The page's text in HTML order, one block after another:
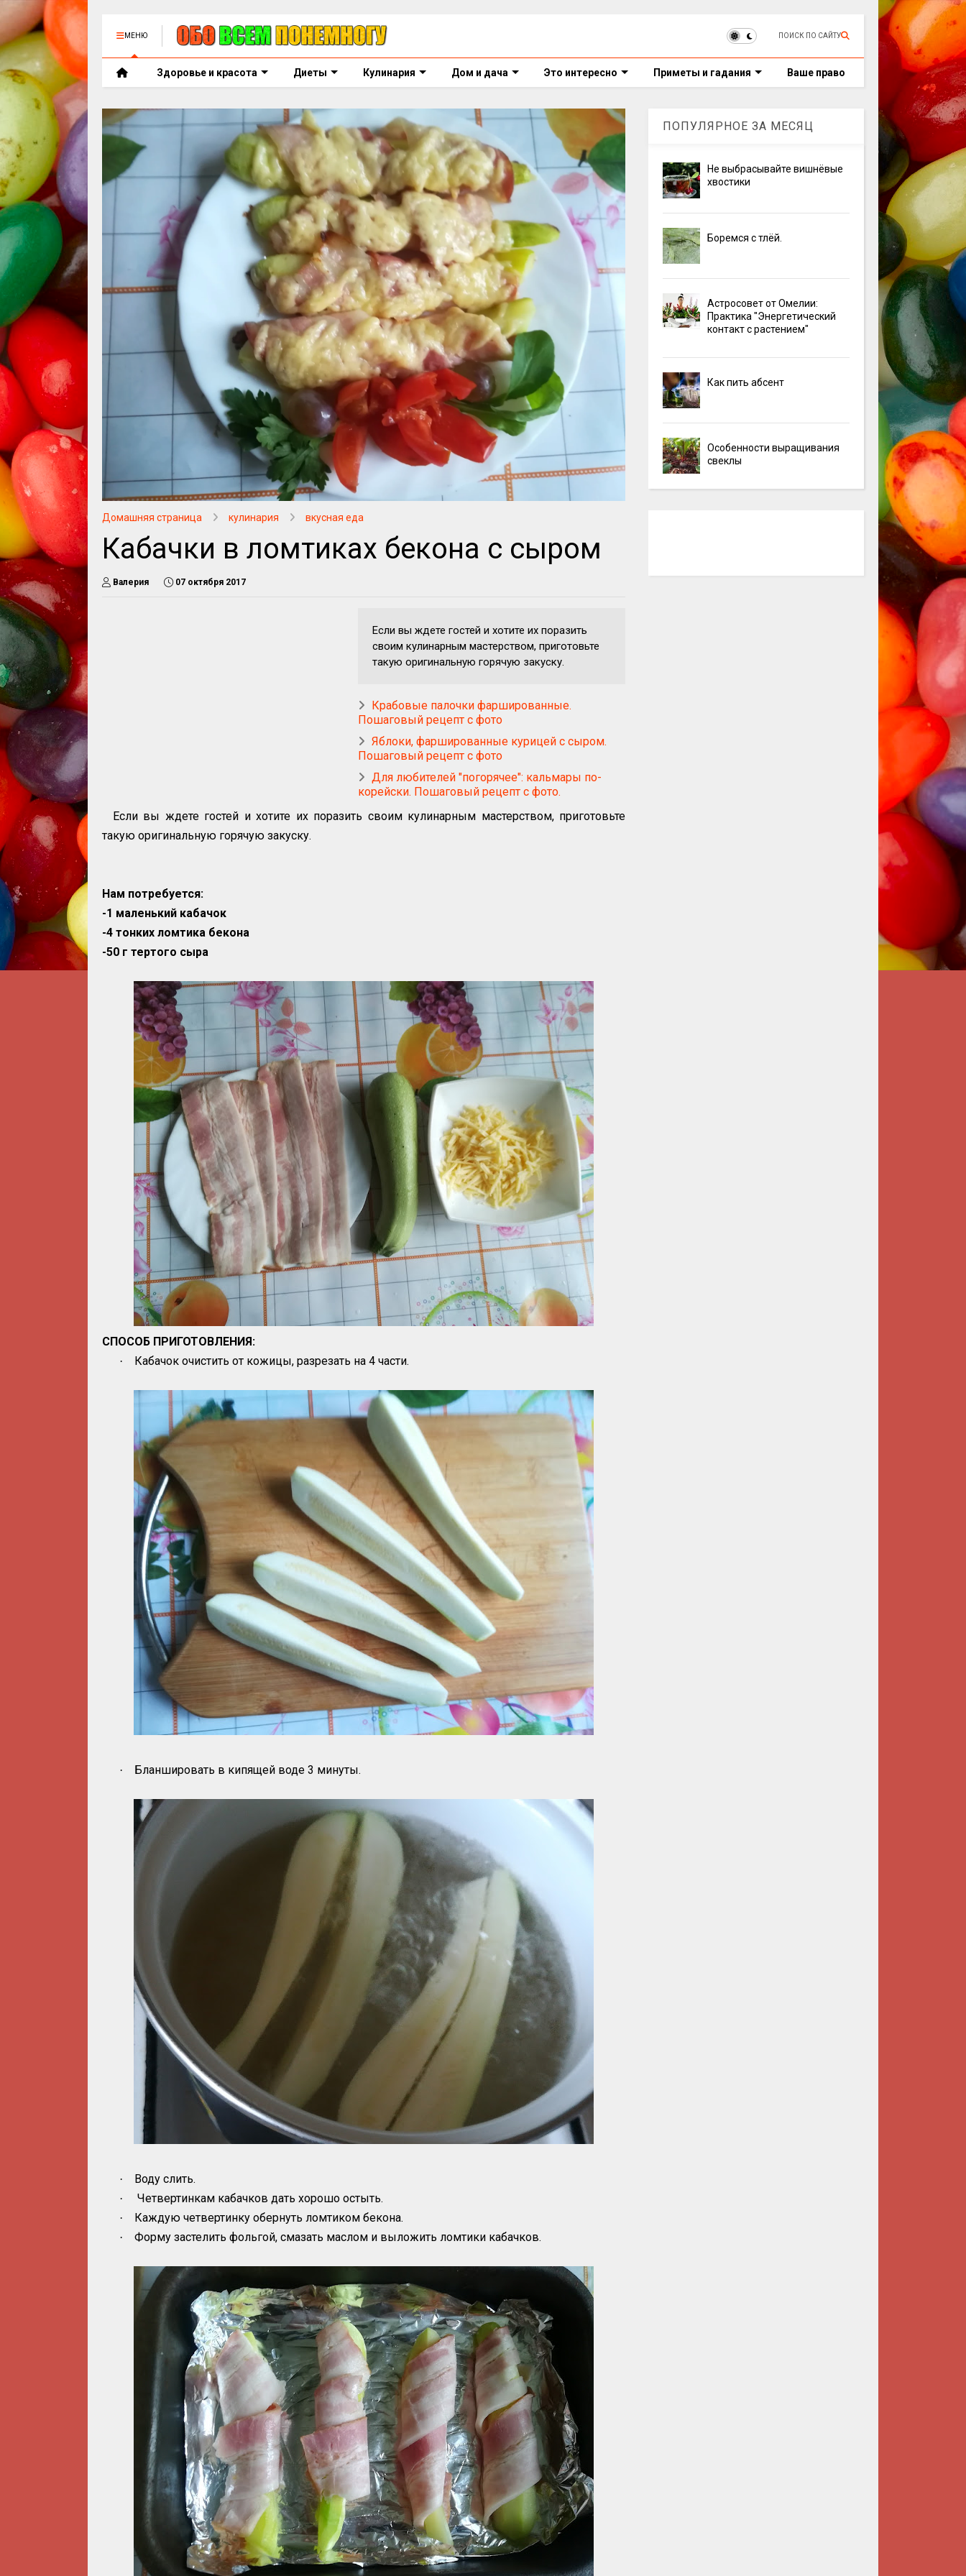
МЕНЮ ПОИСК ПО САЙТУ
Здоровье и красота Диеты Кулинария Дом и дача Это интересно Приметы и гадания Ваше право
Домашняя страница кулинария вкусная еда
Кабачки в ломтиках бекона с сыром
Валерия 07 октября 2017
Если вы ждете гостей и хотите их поразить
своим кулинарным мастерством, приготовьте
такую оригинальную горячую закуску.
Крабовые палочки фаршированные.
Пошаговый рецепт с фото
Яблоки, фаршированные курицей с сыром.
Пошаговый рецепт с фото
Для любителей "погорячее": кальмары по-
корейски. Пошаговый рецепт с фото.
Если вы ждете гостей и хотите их поразить своим кулинарным мастерством, приготовьте
такую оригинальную горячую закуску.
Нам потребуется:
-1 маленький кабачок
-4 тонких ломтика бекона
-50 г тертого сыра
СПОСОБ ПРИГОТОВЛЕНИЯ:
· Кабачок очистить от кожицы, разрезать на 4 части.
· Бланшировать в кипящей воде 3 минуты.
· Воду слить.
· Четвертинкам кабачков дать хорошо остыть.
· Каждую четвертинку обернуть ломтиком бекона.
· Форму застелить фольгой, смазать маслом и выложить ломтики кабачков.
ПОПУЛЯРНОЕ ЗА МЕСЯЦ
Не выбрасывайте вишнёвые
хвостики
Боремся с тлёй.
Астросовет от Омелии:
Практика "Энергетический
контакт с растением"
Как пить абсент
Особенности выращивания
свеклы